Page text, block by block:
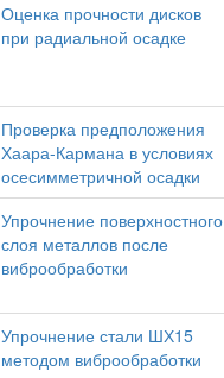
Оценка прочности дисков
при радиальной осадке
Проверка предположения
Хаара-Кармана в условиях
осесимметричной осадки
Упрочнение поверхностного
слоя металлов после
виброобработки
Упрочнение стали ШХ15
методом виброобработки